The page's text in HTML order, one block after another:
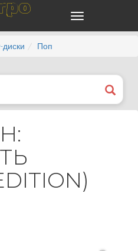
диски Поп